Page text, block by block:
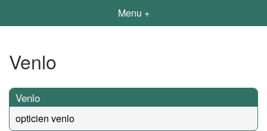
Menu +
Venlo
Venlo
opticien venlo